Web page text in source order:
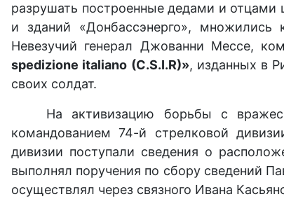
разрушать построенные дедами и
и зданий «Донбассэнерго»,
Невезучий генерал Джованни Мессе,
spedizione italiano (C.S.I.R)», изданных в
своих солдат.
На активизацию борьбы с
командованием 74-й стрелковой
дивизии поступали сведения о
выполнял поручения по сбору сведений
осуществлял через связного Ивана